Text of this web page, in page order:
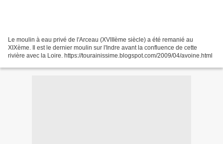
Le moulin à eau privé de l'Arceau (XVIIIème siècle) a été remanié au
XIXème. Il est le dernier moulin sur l'Indre avant la confluence de cette
rivière avec la Loire. https://tourainissime.blogspot.com/2009/04/avoine.html